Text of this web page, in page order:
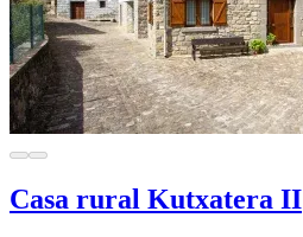
Casa rural Kutxatera II